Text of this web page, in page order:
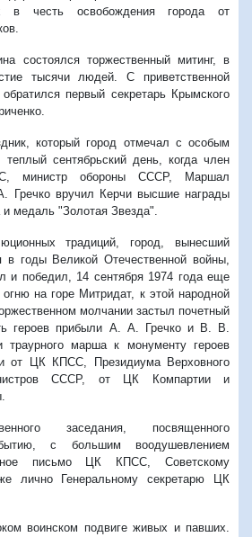
в честь освобождения города от
состоялся торжественный митинг, в
тысячи людей. С приветственной
первый секретарь Крымского
который город отмечал с особым
сентябрьский день, когда член
министр обороны СССР, Маршал
Гречко вручил Керчи высшие награды
медаль "Золотая Звезда".
традиций, город, вынесший
в годы Великой Отечественной войны,
и победил, 14 сентября 1974 года еще
на горе Митридат, к этой народной
молчании застыл почетный
героев прибыли А. А. Гречко и В. В.
траурного марша к монументу героев
от ЦК КПСС, Президиума Верховного
СССР, от ЦК Компартии и
заседания, посвященного
с большим воодушевлением
письмо ЦК КПСС, Советскому
лично Генеральному секретарю ЦК
воинском подвиге живых и павших.